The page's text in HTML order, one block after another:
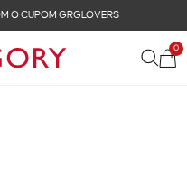
O CUPOM GRGLOVERS
0